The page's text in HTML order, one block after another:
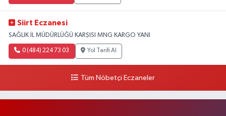
Siirt Eczanesi
SAĞLIK İL MÜDÜRLÜĞÜ KARŞISI MNG KARGO YANI
0 (484) 224 73 03 Yol Tarifi Al
Tüm Nöbetçi Eczaneler